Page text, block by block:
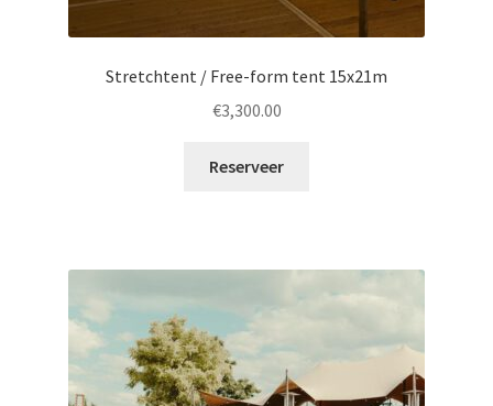
Stretchtent / Free-form tent 15x21m
€3,300.00
Reserveer